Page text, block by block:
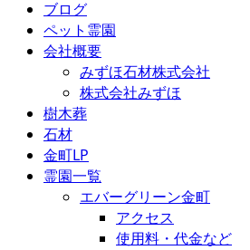
ブログ
ペット霊園
会社概要
みずほ石材株式会社
株式会社みずほ
樹木葬
石材
金町LP
霊園一覧
エバーグリーン金町
アクセス
使用料・代金など